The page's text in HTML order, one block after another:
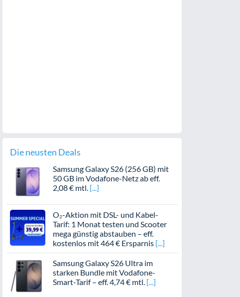
Die neusten Deals
Samsung Galaxy S26 (256 GB) mit
50 GB im Vodafone-Netz ab eff.
2,08 € mtl.
O₂-Aktion mit DSL- und Kabel-
Tarif: 1 Monat testen und Scooter
mega günstig abstauben – eff.
kostenlos mit 464 € Ersparnis
Samsung Galaxy S26 Ultra im
starken Bundle mit Vodafone-
Smart-Tarif – eff. 4,74 € mtl.